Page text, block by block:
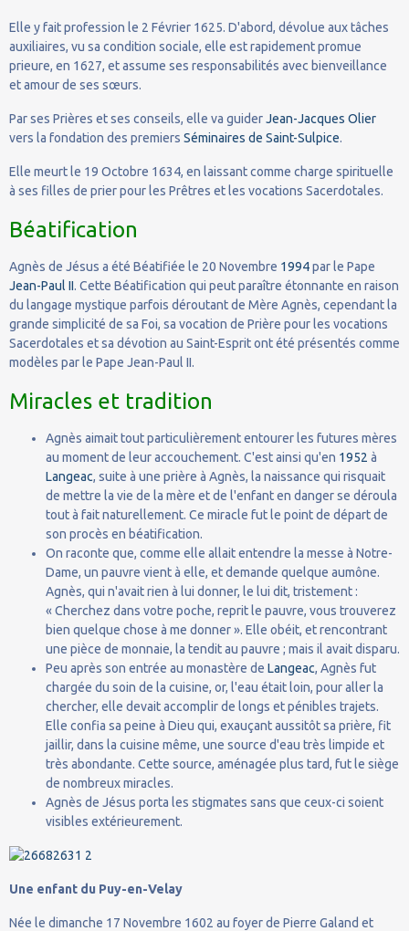
Elle y fait profession le 2 Février 1625. D'abord, dévolue aux tâches
auxiliaires, vu sa condition sociale, elle est rapidement promue
prieure, en 1627, et assume ses responsabilités avec bienveillance
et amour de ses sœurs.
Par ses Prières et ses conseils, elle va guiderJean-Jacques Olier
vers la fondation des premiers Séminaires de Saint-Sulpice.
Elle meurt le 19 Octobre 1634, en laissant comme charge spirituelle
à ses filles de prier pour les Prêtres et les vocations Sacerdotales.
Béatification
Agnès de Jésus a été Béatifiée le 20 Novembre 1994par le Pape
Jean-Paul II. Cette Béatification qui peut paraître étonnante en raison
du langage mystique parfois déroutant de Mère Agnès, cependant la
grande simplicité de sa Foi, sa vocation de Prière pour les vocations
Sacerdotales et sa dévotion au Saint-Esprit ont été présentés comme
modèles par le Pape Jean-Paul II.
Miracles et tradition
Agnès aimait tout particulièrement entourer les futures mères
au moment de leur accouchement. C'est ainsi qu'en 1952 à
Langeac, suite à une prière à Agnès, la naissance qui risquait
de mettre la vie de la mère et de l'enfant en danger se déroula
tout à fait naturellement. Ce miracle fut le point de départ de
son procès en béatification.
On raconte que, comme elle allait entendre la messe à Notre-
Dame, un pauvre vient à elle, et demande quelque aumône.
Agnès, qui n'avait rien à lui donner, le lui dit, tristement :
« Cherchez dans votre poche, reprit le pauvre, vous trouverez
bien quelque chose à me donner ». Elle obéit, et rencontrant
une pièce de monnaie, la tendit au pauvre ; mais il avait disparu.
Peu après son entrée au monastère de Langeac, Agnès fut
chargée du soin de la cuisine, or, l'eau était loin, pour aller la
chercher, elle devait accomplir de longs et pénibles trajets.
Elle confia sa peine à Dieu qui, exauçant aussitôt sa prière, fit
jaillir, dans la cuisine même, une source d'eau très limpide et
très abondante. Cette source, aménagée plus tard, fut le siège
de nombreux miracles.
Agnès de Jésus porta les stigmates sans que ceux-ci soient
visibles extérieurement.
Une enfant du Puy-en-Velay
Née le dimanche 17 Novembre 1602 au foyer de Pierre Galand et